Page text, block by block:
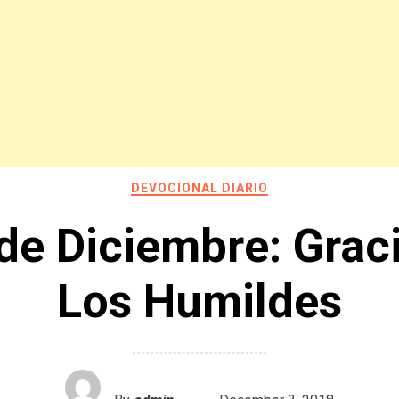
DEVOCIONAL DIARIO
Diciembre:
Los Humildes